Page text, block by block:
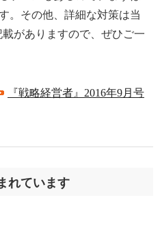
。その他、詳細な対策は当
載がありますので、ぜひご一
『戦略経営者』2016年9月号
れています